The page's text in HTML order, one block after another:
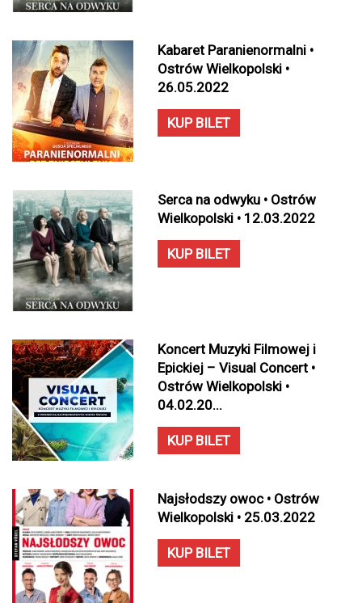
Kabaret Paranienormalni •
Ostrów Wielkopolski •
26.05.2022
KUP BILET
Serca na odwyku • Ostrów
Wielkopolski • 12.03.2022
KUP BILET
Koncert Muzyki Filmowej i
Epickiej – Visual Concert •
Ostrów Wielkopolski •
04.02.20...
KUP BILET
Najsłodszy owoc • Ostrów
Wielkopolski • 25.03.2022
KUP BILET